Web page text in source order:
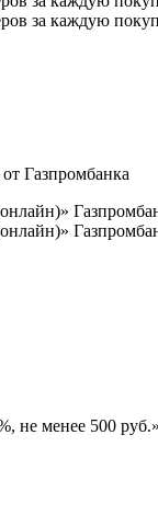
за каждую
не менее 500 руб.»